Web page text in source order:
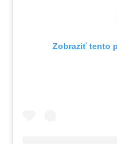
Zobraziť tento